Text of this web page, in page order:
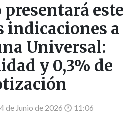
este
indicaciones a
Universal:
y 0,3% de
de Junio de 2026 🕐 11:06